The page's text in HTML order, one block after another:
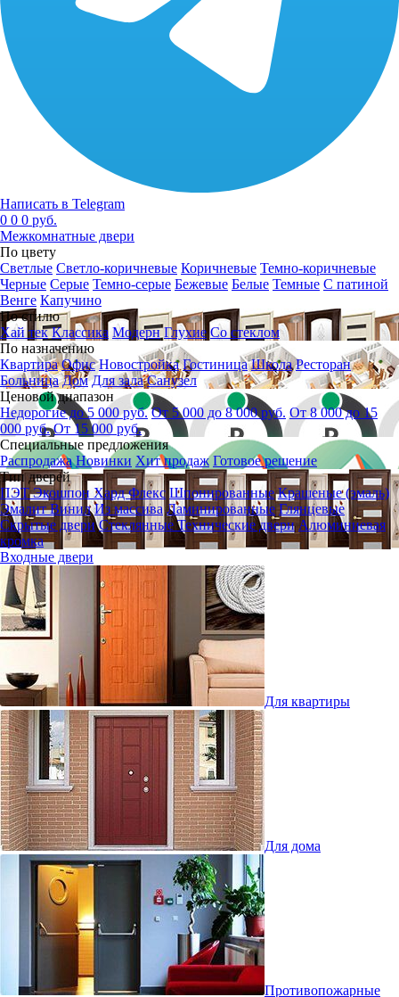
Написать в Telegram
0 0 0 руб.
Межкомнатные двери
По цвету
Светлые Светло-коричневые Коричневые Темно-коричневые
Черные Серые Темно-серые Бежевые Белые Темные С патиной
Венге Капучино
По стилю
Хай тек Классика Модерн Глухие Со стеклом
По назначению
Квартира Офис Новостройка Гостиница Школа Ресторан
Больница Дом Для зала Санузел
Ценовой диапазон
Недорогие до 5 000 руб. От 5 000 до 8 000 руб. От 8 000 до 15
000 руб. От 15 000 руб.
Специальные предложения
Распродажа Новинки Хит продаж Готовое решение
Тип дверей
ПЭТЭкошпон Хард Флекс Шпонированные Крашеные (эмаль)
ЭмалитВинил Из массива Ламинированные Глянцевые
Скрытые двери СтеклянныеТехнические двери Алюминиевая
кромка
Входные двери
Для квартиры
Для дома
Противопожарные